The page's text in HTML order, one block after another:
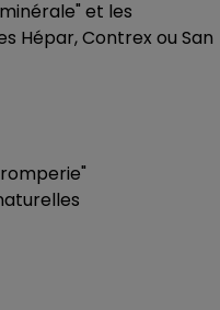
et les
Hépar, Contrex ou San